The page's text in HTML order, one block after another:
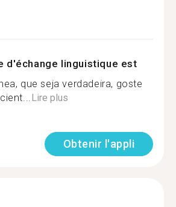
d'échange linguistique est
que seja verdadeira, goste
Lire plus
Obtenir l'appli